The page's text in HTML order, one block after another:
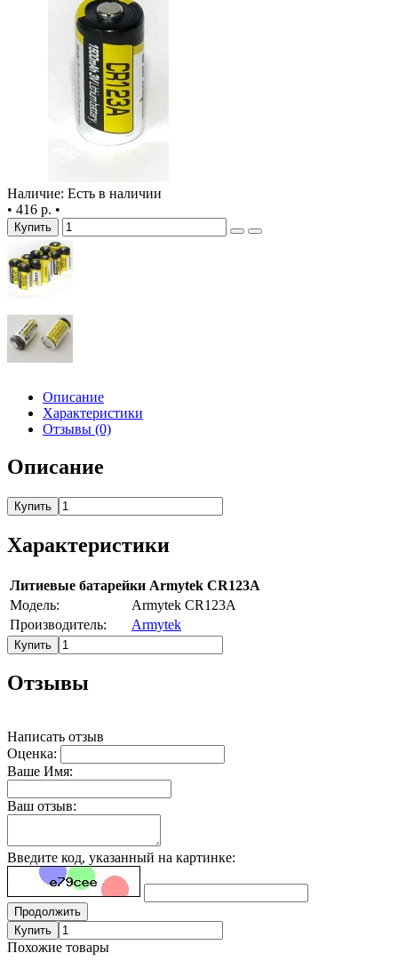
Наличие: Есть в наличии
• 416 р. •
Купить
Описание
Характеристики
Отзывы (0)
Описание
Купить
Характеристики
Литиевые батарейки Armytek CR123A
Модель:
Armytek CR123A
Производитель:
Armytek
Купить
Отзывы
Написать отзыв
Оценка:
Ваше Имя:
Ваш отзыв:
Введите код, указанный на картинке:
Продолжить
Купить
Похожие товары